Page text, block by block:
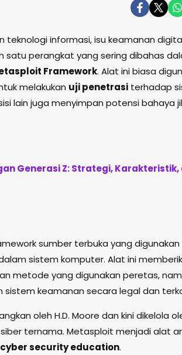
informasi, isu keamanan
satu perangkat yang sering dibahas
Framework. Alat ini biasa
melakukan uji penetrasi terhadap
lain juga menyimpan potensi bahaya
Generasi Z: Strategi, Karakteristik,
sumber terbuka yang digunakan
sistem komputer. Alat ini
metode yang digunakan peretas,
keamanan secara legal dan
oleh H.D. Moore dan kini dikelola
ternama. Metasploit menjadi alat
cyber security education.